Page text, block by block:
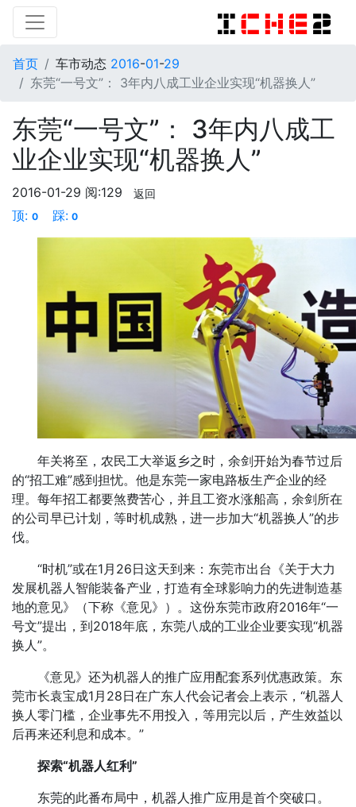
首页 车市动态 2016-01-29
东莞“一号文”： 3年内八成工业企业实现“机器换人”
东莞“一号文”： 3年内八成工
业企业实现“机器换人”
2016-01-29 阅:129 返回
顶: 0 踩: 0
年关将至，农民工大举返乡之时，余剑开始为春节过后
的“招工难”感到担忧。他是东莞一家电路板生产企业的经
理。每年招工都要煞费苦心，并且工资水涨船高，余剑所在
的公司早已计划，等时机成熟，进一步加大“机器换人”的步
伐。
“时机”或在1月26日这天到来：东莞市出台《关于大力
发展机器人智能装备产业，打造有全球影响力的先进制造基
地的意见》（下称《意见》）。这份东莞市政府2016年“一
号文”提出，到2018年底，东莞八成的工业企业要实现“机器
换人”。
《意见》还为机器人的推广应用配套系列优惠政策。东
莞市长袁宝成1月28日在广东人代会记者会上表示，“机器人
换人零门槛，企业事先不用投入，等用完以后，产生效益以
后再来还利息和成本。”
探索“机器人红利”
东莞的此番布局中，机器人推广应用是首个突破口。